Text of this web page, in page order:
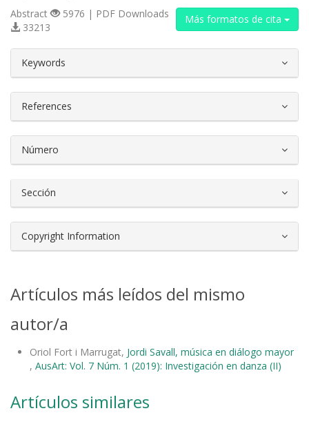
Más formatos de cita
Abstract
5976 | PDF Downloads
33213
Keywords
References
Número
Sección
Copyright Information
Artículos más leídos del mismo
autor/a
Oriol Fort i Marrugat, Jordi Savall, música en diálogo mayor
, AusArt: Vol. 7 Núm. 1 (2019): Investigación en danza (II)
Artículos similares